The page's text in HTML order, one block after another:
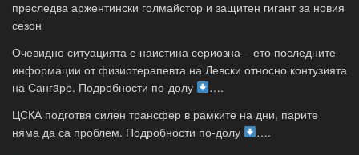
преследва аржентински голмайстор и защитен гигант за новия
сезон
Очевидно ситуацията е наистина сериозна – ето последните
информации от физиотерапевта на Левски относно контузията
на Сангaре. Подробности по-долу
….
ЦСКА подготвя силен трансфер в рамките на дни, парите
няма да са проблем. Подробности по-долу
….